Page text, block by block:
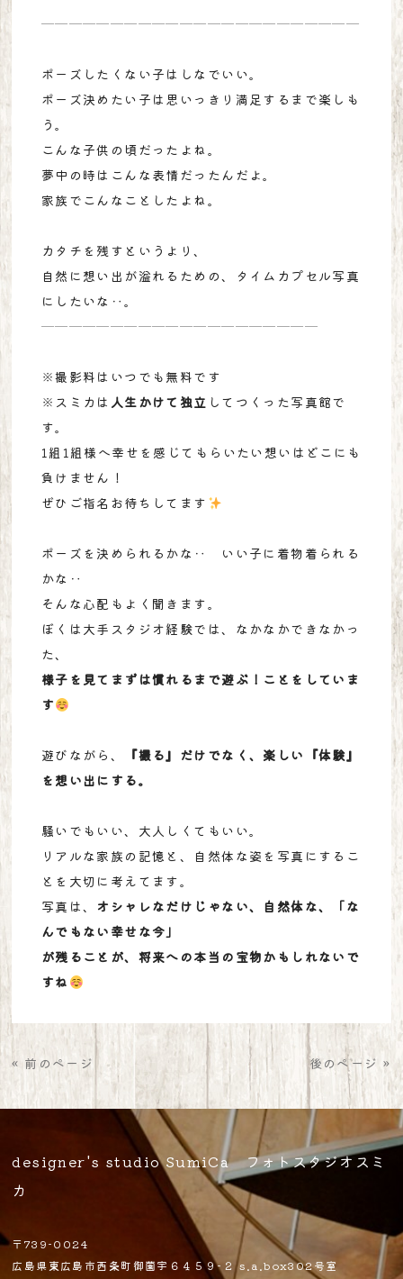
───────────────────────
ポーズしたくない子はしなでいい。
ポーズ決めたい子は思いっきり満足するまで楽しも
う。
こんな子供の頃だったよね。
夢中の時はこんな表情だったんだよ。
家族でこんなことしたよね。
カタチを残すというより、
自然に想い出が溢れるための、タイムカプセル写真
にしたいな‥。
────────────────────
※撮影料はいつでも無料です
※スミカは 人生かけて独立 してつくった写真館で
す。
1組1組様へ幸せを感じてもらいたい想いはどこにも
負けません！
ぜひご指名お待ちしてます
ポーズを決められるかな‥ いい子に着物着られる
かな‥
そんな心配もよく聞きます。
ぼくは大手スタジオ経験では、なかなかできなかっ
た、
様子を見てまずは慣れるまで遊ぶ！ことをしていま
す
遊びながら、
『撮る』だけでなく、楽しい『体験』
を想い出にする。
騒いでもいい、大人しくてもいい。
リアルな家族の記憶と、自然体な姿を写真にするこ
とを大切に考えてます。
写真は、 オシャレなだけじゃない、自然体な、「な
んでもない幸せな今」
が残ることが、将来への本当の宝物かもしれないで
すね
« 前のページ 後のページ »
designer's studio SumiCa フォトスタジオスミ
カ
〒739-0024
広島県東広島市西条町御薗宇６４５９-２ s.a.box302号室